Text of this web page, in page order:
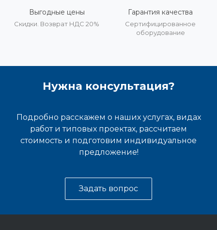
Выгодные цены
Скидки. Возврат НДС 20%
Гарантия качества
Сертифицированное
оборудование
Нужна консультация?
Подробно расскажем о наших услугах, видах
работ и типовых проектах, рассчитаем
стоимость и подготовим индивидуальное
предложение!
Задать вопрос